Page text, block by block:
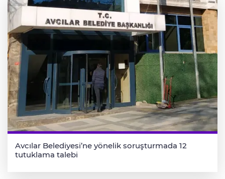
Avcılar Belediyesi’ne yönelik soruşturmada 12
tutuklama talebi